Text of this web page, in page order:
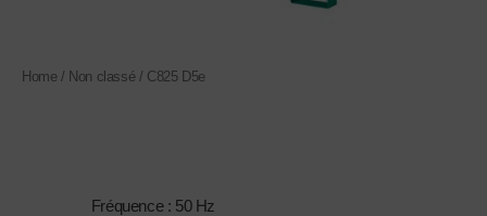
Home / Non classé / C825 D5e
Fréquence : 50 Hz